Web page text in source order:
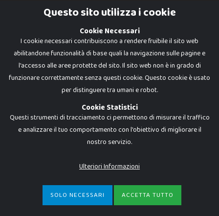
€3,99-ACQUISTA
Cookie Policy
Dadi e Mattoncini è un brand di Giocabene Srl. Ogni riproduzione o utilizzo non
I prezzi e le promozioni pubblicate potrebbero differire da quanto esposto in
Questo sito utilizza i cookie
Cookie Necessari
I cookie necessari contribuiscono a rendere fruibile il sito web
abilitandone funzionalità di base quali la navigazione sulle pagine e
l'accesso alle aree protette del sito. Il sito web non è in grado di
funzionare correttamente senza questi cookie. Questo cookie è usato
per distinguere tra umani e robot.
Cookie Statistici
Questi strumenti di tracciamento ci permettono di misurare il traffico
e analizzare il tuo comportamento con l'obiettivo di migliorare il
nostro servizio.
Ulteriori Informazioni
SOLO NECESSARI ACCETTA TUTTO